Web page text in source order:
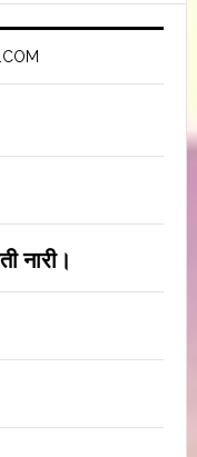
नारी।